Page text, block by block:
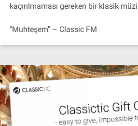
kaçırılmaması gereken bir klasik
"Muhteşem" – Classic FM